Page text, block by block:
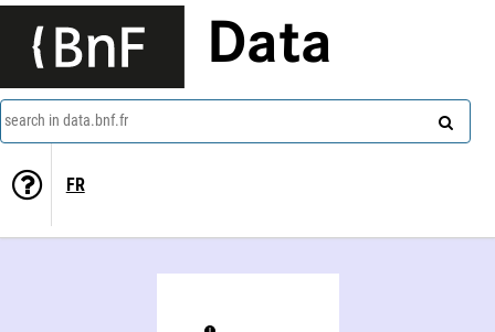
Data
search in data.bnf.fr
FR